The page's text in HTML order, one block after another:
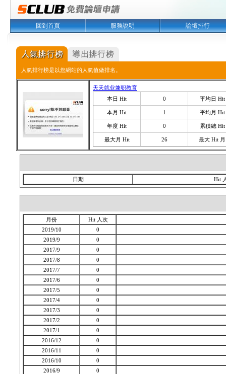
回到首頁 服務說明 論壇排行
人氣排行榜是以您網站的人氣值做排名。
天天就业兼职教育
本日 Hit
0 平均日 Hit
本月 Hit 1 平均月 Hit
年度 Hit 0 累積總 Hit
最大月 Hit 26 最大 Hit 月
日期 Hit
月份
Hit 人次
2019/10
0
2019/9
0
2017/9
0
2017/8
0
2017/7
0
2017/6
0
2017/5
0
2017/4
0
2017/3
0
2017/2
0
2017/1
0
2016/12
0
2016/11
0
2016/10
0
2016/9
0